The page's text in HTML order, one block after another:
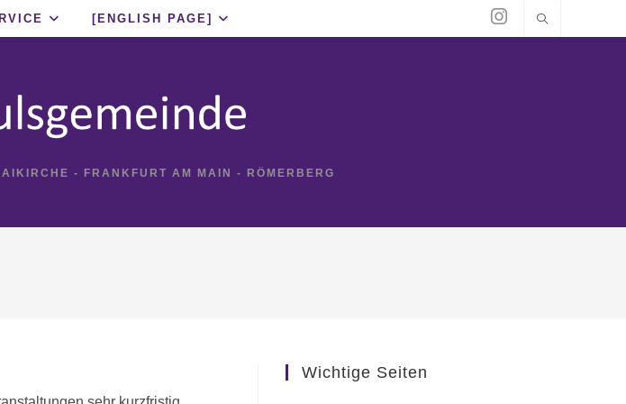
[ENGLISH PAGE]
- FRANKFURT AM MAIN - RÖMERBERG
Wichtige Seiten